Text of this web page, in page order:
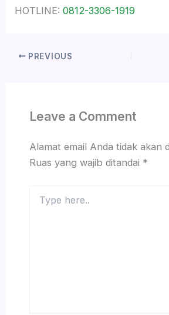
HOTLINE: 0812-3306-1919
PREVIOUS
Leave a Comment
Alamat email Anda tidak akan
Ruas yang wajib ditandai *
here..